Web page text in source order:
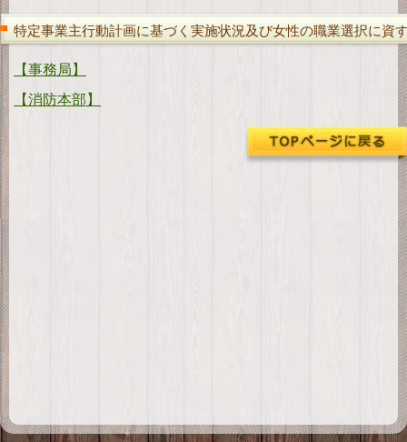
指名願受付要領
ダウンロード
お問い合わせ
特定事業主行動計画に基づく実施状況及び女性の職業選択に資
【事務局】
【消防本部】